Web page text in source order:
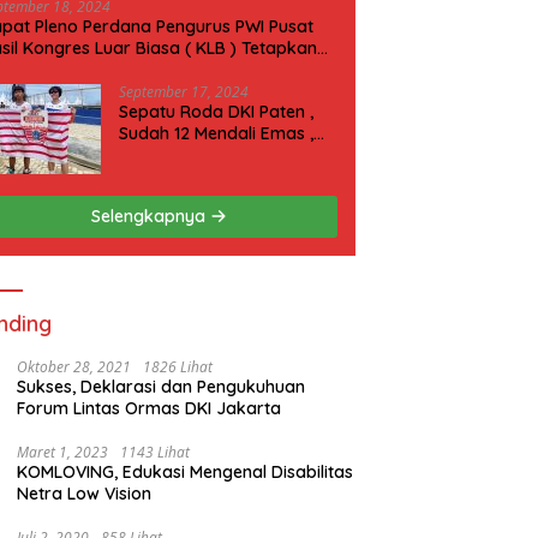
18, 2024
Pleno Perdana Pengurus PWI Pusat
Kongres Luar Biasa ( KLB ) Tetapkan
September 17, 2024
Sepatu Roda DKI Paten ,
Sudah 12 Mendali Emas ,
Selengkapnya
Oktober 28, 2021 1826 Lihat
Sukses, Deklarasi dan Pengukuhuan
Forum Lintas Ormas DKI Jakarta
Maret 1, 2023 1143 Lihat
KOMLOVING, Edukasi Mengenal Disabilitas
Netra Low Vision